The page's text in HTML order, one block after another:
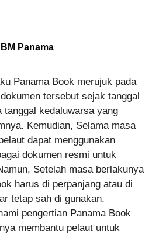
Panama
Panama Book merujuk pada
tersebut sejak tanggal
tanggal kedaluwarsa yang
Kemudian, Selama masa
dapat menggunakan
dokumen resmi untuk
Setelah masa berlakunya
harus di perpanjang atau di
tetap sah di gunakan.
pengertian Panama Book
membantu pelaut untuk